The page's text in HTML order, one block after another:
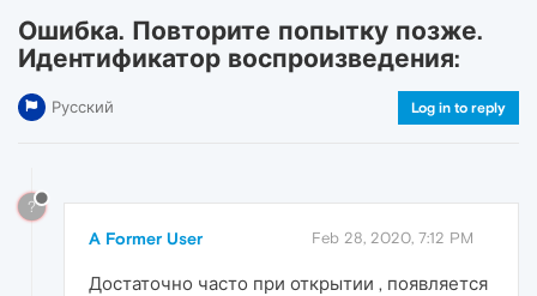
Ошибка. Повторите попытку позже.
Идентификатор воспроизведения:
Русский Log in to reply
?
A Former User Feb 28, 2020, 7:12 PM
Достаточно часто при открытии , появляется